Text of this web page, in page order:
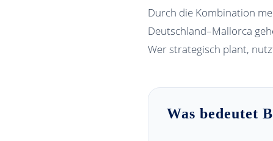
Durch die Kombination
Deutschland–Mallorca
Wer strategisch plant,
Was bedeutet